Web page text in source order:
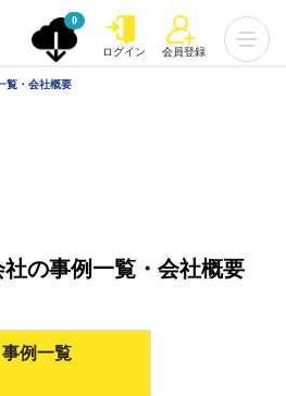
0
ログイン 会員登録
覧・会社概要
の事例一覧・会社概要
事例一覧